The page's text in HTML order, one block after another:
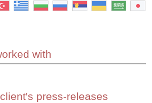
with
press-releases